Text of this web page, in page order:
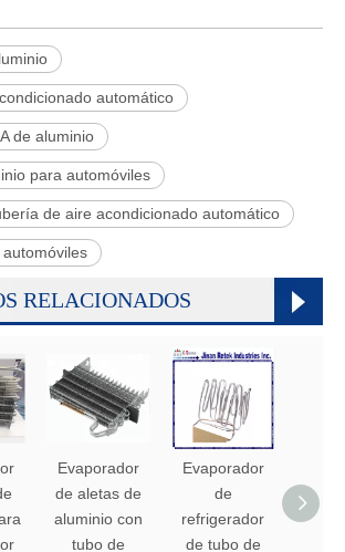
automático
de aluminio
para automóviles
de aire acondicionado automático
RELACIONADOS
Evaporador
de aletas de
aluminio con
tubo de
Evaporador
de
refrigerador
de tubo de
de